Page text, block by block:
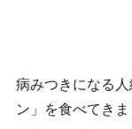
病みつきになる
ン」を食べてきま